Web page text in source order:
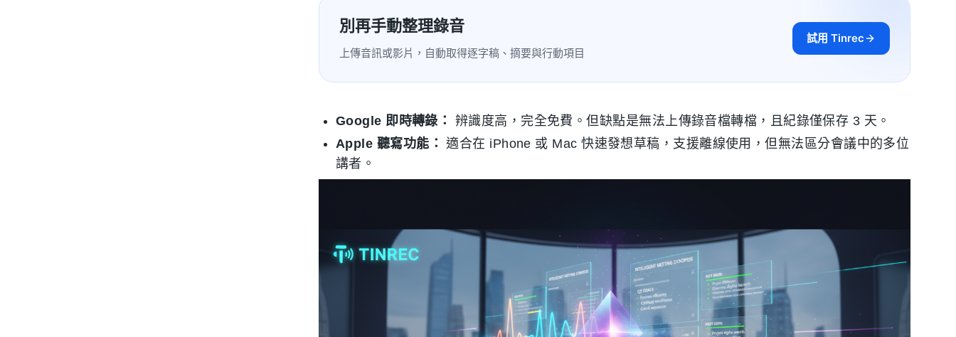
別再手動整理錄音
上傳音訊或影片，自動取得逐字稿、摘要與行動項目
試用 Tinrec
Google 即時轉錄：
辨識度高，完全免費。但缺點是無法上傳錄音檔轉檔，且紀錄僅保存 3 天。
Apple 聽寫功能： 適合在 iPhone 或 Mac 快速發想草稿，支援離線使用，但無法區分會議中的多位
講者。